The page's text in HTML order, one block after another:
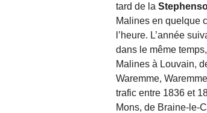
tard de la
Malines en quelque
l’heure. L’année
dans le même
Malines à Louvain,
Waremme,
trafic entre 1836 et
Mons, de Braine-le-